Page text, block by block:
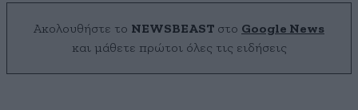
Ακολουθήστε το NEWSBEAST στο Google News
και μάθετε πρώτοι όλες τις ειδήσεις